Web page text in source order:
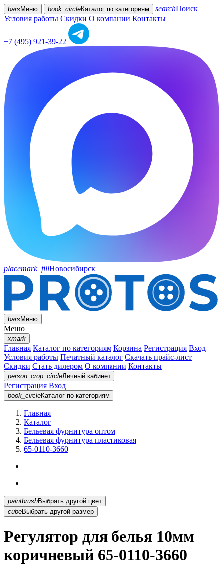
bars Меню book_circleКаталог по категориям searchПоиск
Условия работы Скидки О компании Контакты
+7 (495) 921-39-22
placemark_fillНовосибирск
barsМеню
Меню
xmark
Главная Каталог по категориям Корзина Регистрация Вход
Условия работы Печатный каталог Скачать прайс-лист
Скидки Стать дилером О компании Контакты
person_crop_circleЛичный кабинет
Регистрация Вход
book_circleКаталог по категориям
Главная
Каталог
Бельевая фурнитура оптом
Бельевая фурнитура пластиковая
65-0110-3660
paintbrush
Выбрать другой цвет
cubeВыбрать другой размер
Регулятор для белья 10мм
коричневый 65-0110-3660